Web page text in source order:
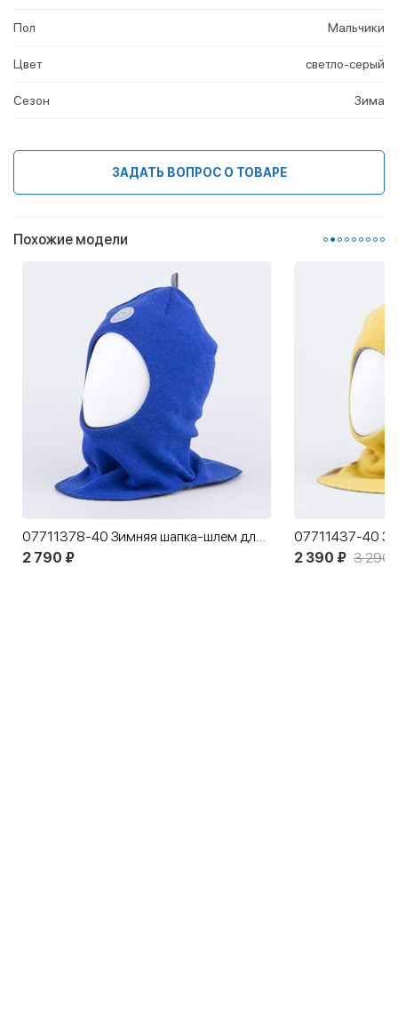
Пол Мальчики
Цвет светло-серый
Сезон Зима
ЗАДАТЬ ВОПРОС О ТОВАРЕ
Похожие модели
07711378-40 Зимняя шапка-шлем для мальчика Синий
2 790 ₽
2 390 ₽ 3 290